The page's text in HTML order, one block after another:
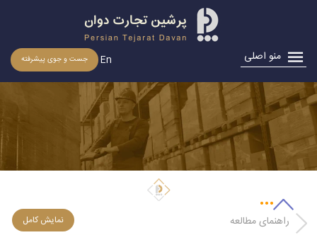
منو اصلی جست و جوی پیشرفته En
قیمت عرضه جو داخلی و وارداتی
راهنمای مطالعه